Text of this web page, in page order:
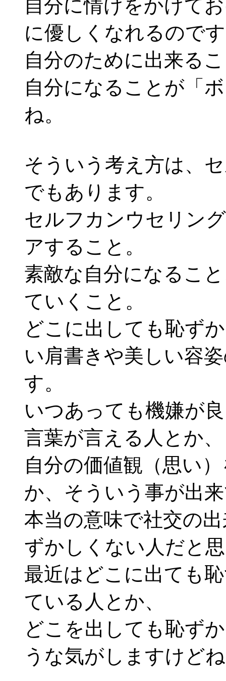
自分に情けをかけて
に優しくなれるので
自分のために出来る
自分になることが「
ね。
そういう考え方は、
でもあります。
セルフカンウセリン
アすること。
素敵な自分になるこ
ていくこと。
どこに出しても恥ず
い肩書きや美しい容
す。
いつあっても機嫌が
言葉が言える人とか、
自分の価値観（思い
か、そういう事が出
本当の意味で社交の
ずかしくない人だと
最近はどこに出ても
ている人とか、
どこを出しても恥ず
うな気がしますけど